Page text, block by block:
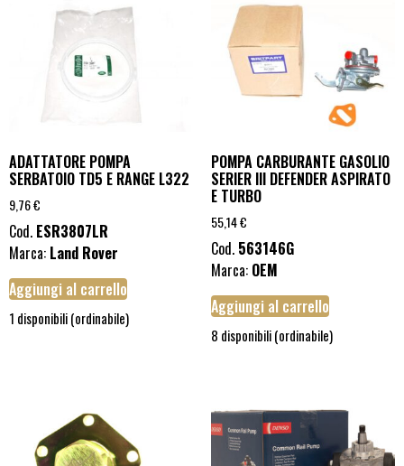
ADATTATORE POMPA
SERBATOIO TD5 E RANGE L322
9,76€
Cod. ESR3807LR
Marca: Land Rover
Aggiungi al carrello
1 disponibili (ordinabile)
POMPA CARBURANTE GASOLIO
SERIER III DEFENDER ASPIRATO
E TURBO
55,14€
Cod. 563146G
Marca: OEM
Aggiungi al carrello
8 disponibili (ordinabile)